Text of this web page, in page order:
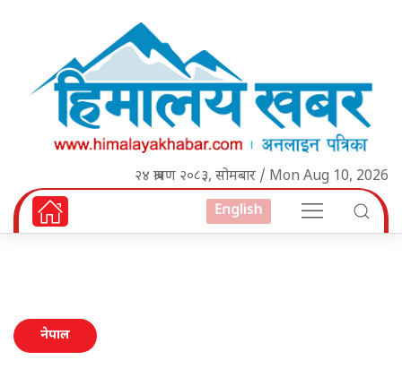
२४ श्रावण २०८३, सोमबार / Mon Aug 10, 2026
English
नेपाल